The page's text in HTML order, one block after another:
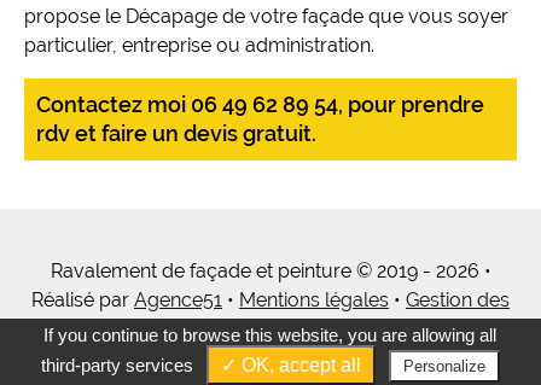
propose le Décapage de votre façade que vous soyer
particulier, entreprise ou administration.
Contactez moi 06 49 62 89 54, pour prendre
rdv et faire un devis gratuit.
Ravalement de façade et peinture © 2019 - 2026 •
Réalisé par Agence51 • Mentions légales • Gestion des
cookies•Tous mes services
If you continue to browse this website, you are allowing all
third-party services
✓ OK, accept all Personalize